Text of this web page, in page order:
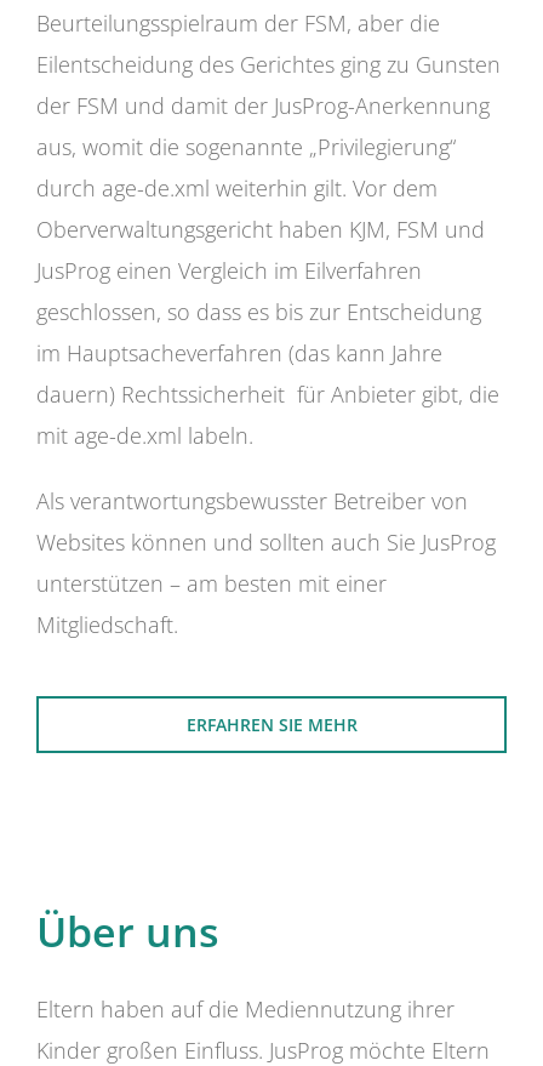
Beurteilungsspielraum der FSM, aber die
Eilentscheidung des Gerichtes ging zu Gunsten
der FSM und damit der JusProg-Anerkennung
aus, womit die sogenannte „Privilegierung“
durch age-de.xml weiterhin gilt. Vor dem
Oberverwaltungsgericht haben KJM, FSM und
JusProg einen Vergleich im Eilverfahren
geschlossen, so dass es bis zur Entscheidung
im Hauptsacheverfahren (das kann Jahre
dauern) Rechtssicherheit für Anbieter gibt, die
mit age-de.xml labeln.
Als verantwortungsbewusster Betreiber von
Websites können und sollten auch Sie JusProg
unterstützen – am besten mit einer
Mitgliedschaft.
ERFAHREN SIE MEHR
Über uns
Eltern haben auf die Mediennutzung ihrer
Kinder großen Einfluss. JusProg möchte Eltern